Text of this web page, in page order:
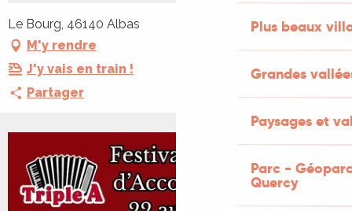
Plus beaux
Grandes
Paysages et
Parc -
Quercy
Le Bourg, 46140 Albas
M'y rendre
J'y vais en train !
Partager